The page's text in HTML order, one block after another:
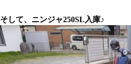
そして、ニンジャ250SL入庫♪